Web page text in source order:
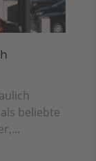
beliebte